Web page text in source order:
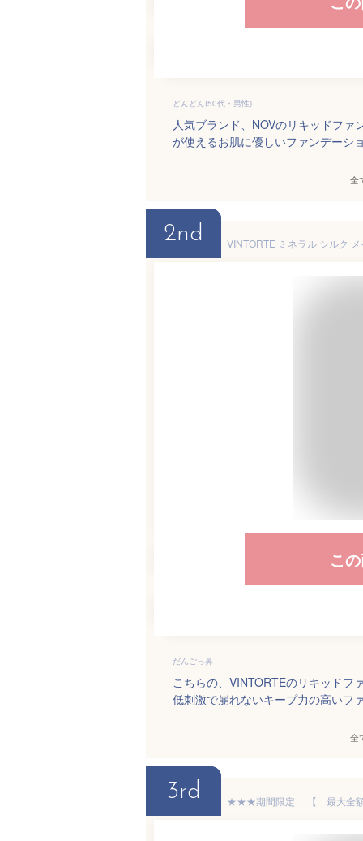
どんどん(50代・男性)
人気ブランド、NOVのリキッドフ
が使えるお肌に優しいファンデーシ
全
2nd
こ
だんごっ鼻
こちらの、VINTORTEのリキッドフ
低刺激で崩れないキープ力の高いフ
全
3rd